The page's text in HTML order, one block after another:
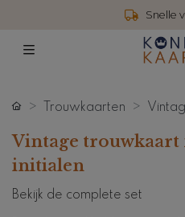
Snelle
Trouwkaarten
Vintage trouwkaart
initialen
Bekijk de complete set